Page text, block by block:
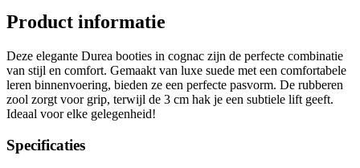
Product informatie
Deze elegante Durea booties in cognac zijn de perfecte combinatie
van stijl en comfort. Gemaakt van luxe suede met een comfortabele
leren binnenvoering, bieden ze een perfecte pasvorm. De rubberen
zool zorgt voor grip, terwijl de 3 cm hak je een subtiele lift geeft.
Ideaal voor elke gelegenheid!
Specificaties